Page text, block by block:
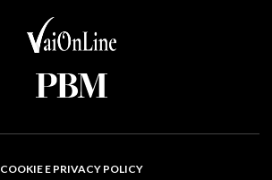
COOKIE E PRIVACY POLICY